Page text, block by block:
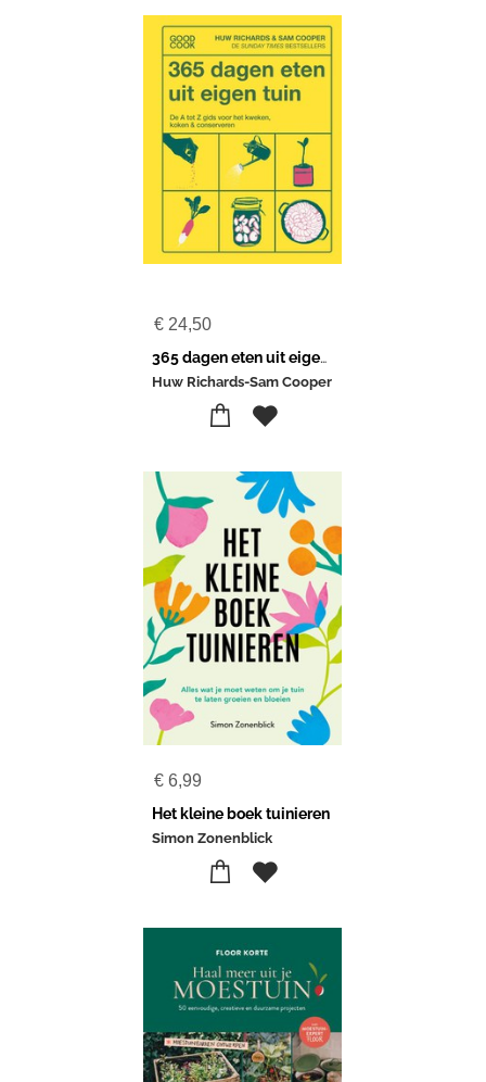
€ 24,50
365 dagen eten uit eigen tuin
Huw Richards-Sam Cooper
€ 6,99
Het kleine boek tuinieren
Simon Zonenblick